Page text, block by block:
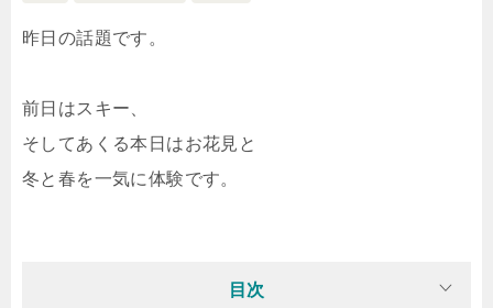
昨日の話題です。
前日はスキー、
そしてあくる本日はお花見と
冬と春を一気に体験です。
目次